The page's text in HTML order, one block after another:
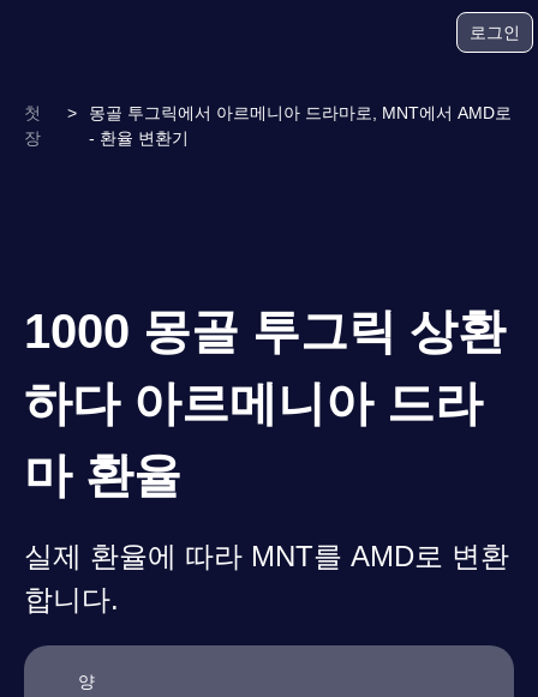
로그인
첫
장
>
몽골 투그릭에서 아르메니아 드라마로, MNT에서 AMD로
- 환율 변환기
1000 몽골 투그릭 상환
하다 아르메니아 드라
마 환율
실제 환율에 따라 MNT를 AMD로 변환
합니다.
양